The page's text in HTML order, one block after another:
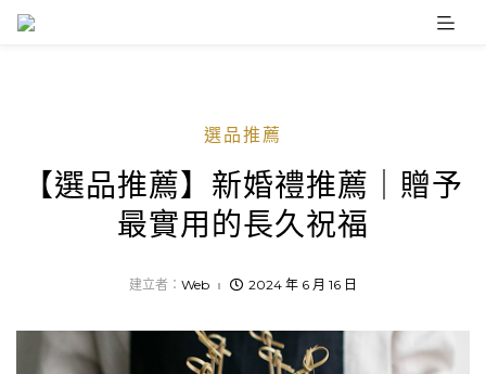
Skip
選品推薦
【選品推薦】新婚禮推薦｜贈予
最實用的長久祝福
建立者： Web 2024 年 6 月 16 日